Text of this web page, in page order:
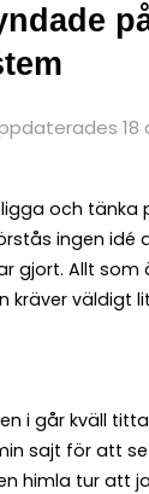
18
och tänka
ingen idé
gjort. Allt som
kräver väldigt
i går kväll
sajt för att
himla tur att